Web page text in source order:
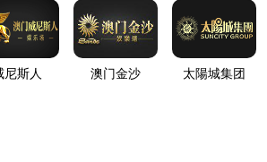
您访问的页面不存在！
您输入的网址是否正确。